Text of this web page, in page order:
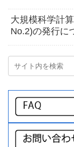
大規模科学計
No.2)の発行に